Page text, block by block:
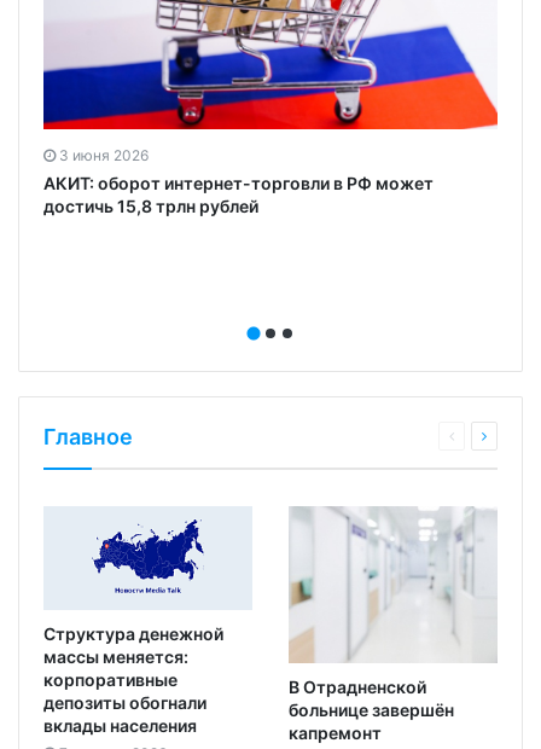
3 июня 2026
АКИТ: оборот интернет-торговли в РФ может
достичь 15,8 трлн рублей
Главное
Структура денежной
массы меняется:
корпоративные
депозиты обогнали
вклады населения
В Отрадненской
больнице завершён
капремонт